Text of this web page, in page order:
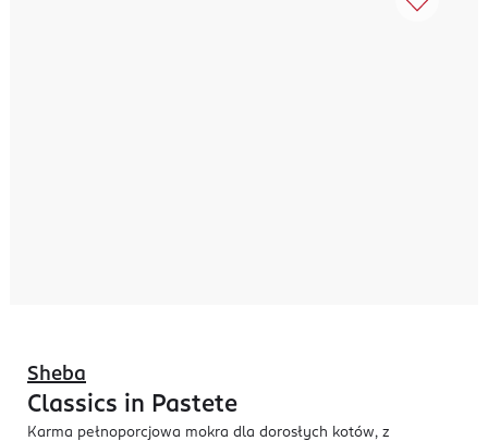
Sheba
Classics in Pastete
Karma pełnoporcjowa mokra dla dorosłych kotów, z